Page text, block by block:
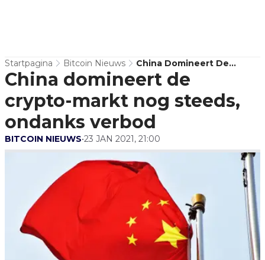
Startpagina Bitcoin Nieuws
China Domineert De
Crypto-Markt Nog Steeds,
Ondanks Verbod
China domineert de
crypto-markt nog steeds,
ondanks verbod
BITCOIN NIEUWS•23 JAN 2021, 21:00